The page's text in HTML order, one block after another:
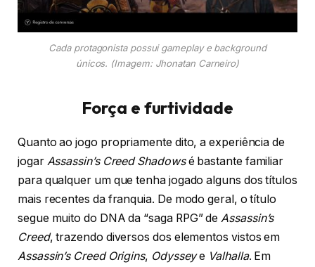
Cada protagonista possui gameplay e background
únicos. (Imagem: Jhonatan Carneiro)
Força e furtividade
Quanto ao jogo propriamente dito, a experiência de
jogar Assassin’s Creed Shadowsé bastante familiar
para qualquer um que tenha jogado alguns dos títulos
mais recentes da franquia. De modo geral, o título
segue muito do DNA da “saga RPG” de Assassin’s
Creed, trazendo diversos dos elementos vistos em
Assassin’s Creed Origins, Odysseye Valhalla. Em